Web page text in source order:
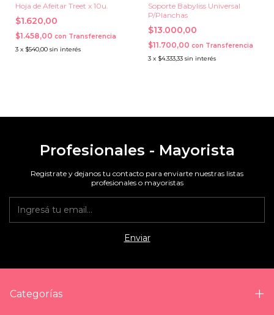
Hoja de Afeitar Treet x 10u.
$1.620,00
$1.458,00 con Transferencia
3 x $540,00 sin interés
Soporte Babyliss Universal
P/Planchas
$13.000,00
$11.700,00 con Transferencia
3 x $4.333,33 sin interés
Profesionales - Mayorista
Registrate y dejanos tu contacto para enviarte nuestras listas
profesionales o mayoristas
Categorías